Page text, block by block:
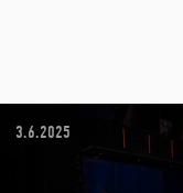
3.6.2025